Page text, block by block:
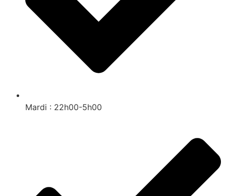
Mardi : 22h00-5h00